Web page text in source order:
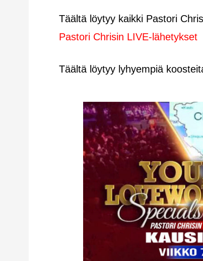
Täältä löytyy kaikki Pastori
Pastori Chrisin LIVE-lähetykset
Täältä löytyy lyhyempiä